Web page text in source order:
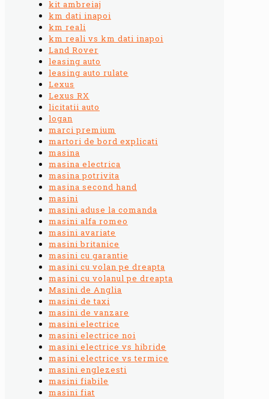
kit ambreiaj
km dati inapoi
km reali
km reali vs km dati inapoi
Land Rover
leasing auto
leasing auto rulate
Lexus
Lexus RX
licitatii auto
logan
marci premium
martori de bord explicati
masina
masina electrica
masina potrivita
masina second hand
masini
masini aduse la comanda
masini alfa romeo
masini avariate
masini britanice
masini cu garantie
masini cu volan pe dreapta
masini cu volanul pe dreapta
Masini de Anglia
masini de taxi
masini de vanzare
masini electrice
masini electrice noi
masini electrice vs hibride
masini electrice vs termice
masini englezesti
masini fiabile
masini fiat